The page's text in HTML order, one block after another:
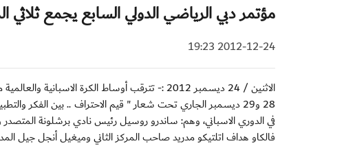
مؤتمر دبي الرياضي الدولي السابع يجمع ثلاثي
2012-12-24 19:23
الاثنين / 24 ديسمبر 2012 :- تترقب أوساط الكرة
28 و29 ديسمبر الجاري تحت شعار " قيم الاحتراف .. بين الفكر
في الدوري الاسباني، وهم: ساندرو روسيل رئيس نادي برشلونة المتصدر
فالكاو هداف اتلتيكو مدريد صاحب المركز الثاني وميغيل أنجل جيل